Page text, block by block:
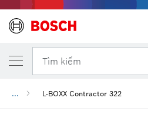
Tìm kiếm
... L-BOXX Contractor 322